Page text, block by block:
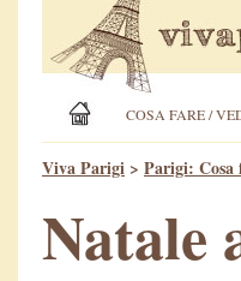
COSA FARE /
Viva Parigi > Parigi: Cosa
Natale